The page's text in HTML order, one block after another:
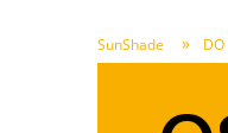
SunShade »